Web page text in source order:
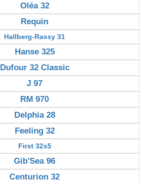
Oléa 32
Requin
Hallberg-Rassy 31
Hanse 325
Dufour 32 Classic
J 97
RM 970
Delphia 28
Feeling 32
First 32s5
Gib'Sea 96
Centurion 32